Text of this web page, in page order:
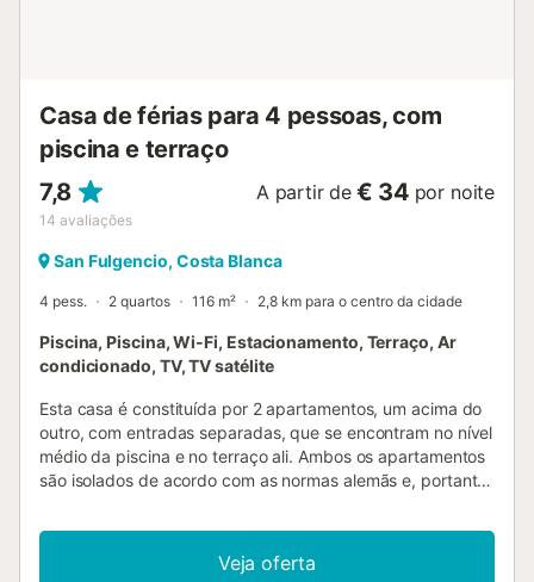
Casa de férias para 4 pessoas, com
piscina e terraço
7,8
14 avaliações
A partir de € 34 por noite
San Fulgencio, Costa Blanca
4 pess. 2 quartos 116 m² 2,8 km para o centro da cidade
Piscina, Piscina, Wi-Fi, Estacionamento, Terraço, Ar
condicionado, TV, TV satélite
Esta casa é constituída por 2 apartamentos, um acima do
outro, com entradas separadas, que se encontram no nível
médio da piscina e no terraço ali. Ambos os apartamentos
são isolados de acordo com as normas alemãs e, portanto,
localização central, perto de supermercados, bancos e
restaurantes. Se não quiser usar o carro, pode apanhar o
autocarro de vaivém para a praia. Às quintas e domingos
Veja oferta